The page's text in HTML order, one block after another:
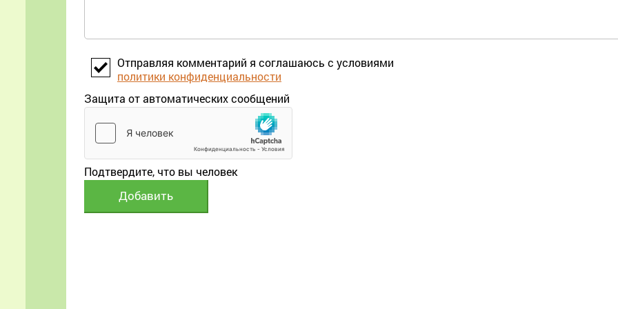
Отправляя комментарий я соглашаюсь с условиями
политики конфиденциальности
Защита от автоматических сообщений
Подтвердите, что вы человек